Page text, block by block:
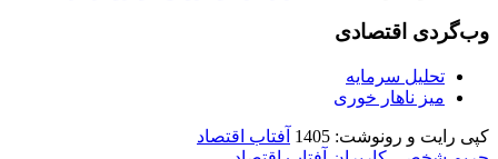
وب‌گردی اقتصادی
تحلیل سرمایه
میز ناهار خوری
کپی رایت و رونوشت: 1405
آفتاب اقتصاد